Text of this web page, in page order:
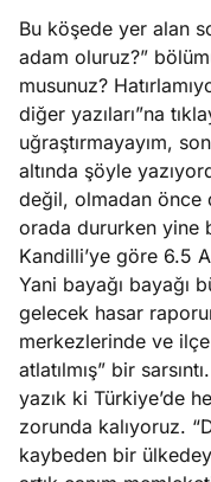
6, 2026
yasalar
Ağustos
5, 2026
stok
caiz
Köşe
Bu köşede yer alan
adam oluruz?”
musunuz?
diğer yazıları”na
uğraştırmayayım,
altında şöyle
değil, olmadan önce
orada dururken yine
Kandilli’ye göre 6.5
Yani bayağı bayağı
gelecek hasar
merkezlerinde ve
atlatılmış” bir
yazık ki Türkiye’de
zorunda kalıyoruz.
kaybeden bir